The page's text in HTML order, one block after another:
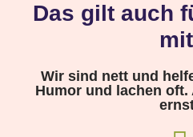
Das gilt auch
Wir sind nett und
Humor und lachen